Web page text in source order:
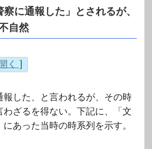
に通報した」とされるが、
自然
開く ]
報した、と言われるが、その時
わざるを得ない。下記に、「文
あった当時の時系列を示す。